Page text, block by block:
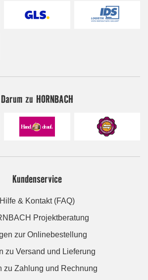
Darum zu HORNBACH
Kundenservice
Hilfe & Kontakt (FAQ)
Projektberatung
zur Onlinebestellung
zu Versand und Lieferung
zu Zahlung und Rechnung